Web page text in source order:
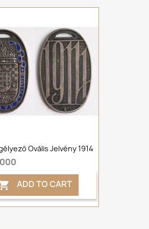
Ovális Jelvény 1914
ADD TO CART